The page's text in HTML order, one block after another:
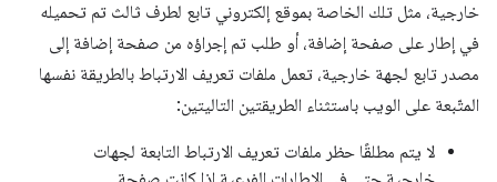
خارجية، مثل تلك الخاصة بموقع إلكتروني تابع لطرف ثالث تم تحميله
في إطار على صفحة إضافة، أو طلب تم إجراؤه من صفحة إضافة إلى
مصدر تابع لجهة خارجية، تعمل ملفات تعريف الارتباط بالطريقة نفسها
المتّبعة على الويب باستثناء الطريقتين التاليتين:
لا يتم مطلقًا حظر ملفات تعريف الارتباط التابعة لجهات